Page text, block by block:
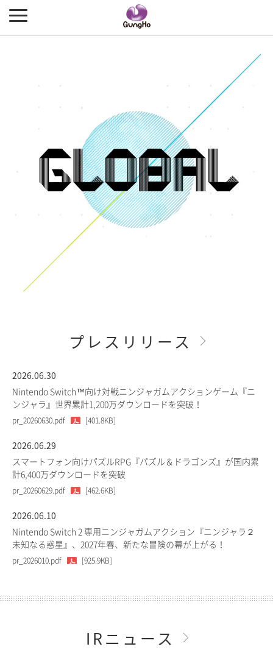
プレスリリース
2026.06.30
Nintendo Switch™向け対戦ニンジャガムアクションゲーム『ニ
ンジャラ』世界累計1,200万ダウンロードを突破！
pr_20260630.pdf [401.8KB]
2026.06.29
スマートフォン向けパズルRPG『パズル＆ドラゴンズ』が国内累
計6,400万ダウンロードを突破
pr_20260629.pdf [462.6KB]
2026.06.10
Nintendo Switch 2 専用ニンジャガムアクション『ニンジャラ２
未知なる惑星』、2027年春、新たな冒険の幕が上がる！
pr_2026010.pdf [925.9KB]
IRニュース